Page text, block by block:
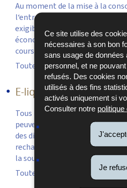
Ce site utilise des
nécessaires à son bon
sans usage de données
personnel, et ne
refusés. Des cookies
utilisés à des fins
activés uniquement si
Consulter notre politique
Je
Au moment de la mise à la
l‘entrepôt fiscale), les droits
exigibles. Un délai de paiement
économique jusqu’au jeudi de
cours de...
Toutes les questions de Tabac à
E-liquides
Tous les liquides contenant ou
peuvent être utilisés dans des
des dispositifs similaires de
rechargeables, sont soumis à
la source....
Toutes les questions de E-